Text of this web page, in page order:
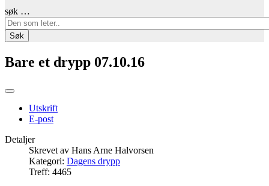
søk …
Søk
Bare et drypp 07.10.16
Utskrift
E-post
Detaljer
Skrevet av Hans Arne Halvorsen
Kategori: Dagens drypp
Treff: 4465